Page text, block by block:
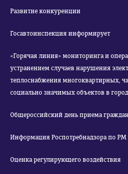
Развитие конкуренции
Госавтоинспекция информирует
«Горячая линия» мониторинга и
устранением случаев нарушения
теплоснабжения многоквартирных,
социально значимых объектов в
Общероссийский день приема граждан
Информация Роспотребнадзора по РМ
Оценка регулирующего воздействия